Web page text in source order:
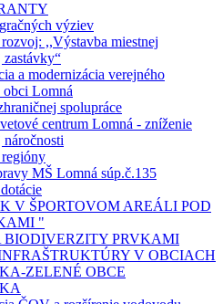
výziev
,,Výstavba miestnej
zastávky“
a modernizácia verejného
obci Lomná
spolupráce
centrum Lomná - zníženie
náročnosti
MŠ Lomná súp.č.135
V ŠPORTOVOM AREÁLI POD
"
BIODIVERZITY PRVKAMI
V OBCIACH
ZELENÉ OBCE